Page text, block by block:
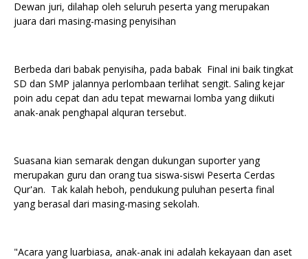
Dewan juri, dilahap oleh seluruh peserta yang merupakan
juara dari masing-masing penyisihan
Berbeda dari babak penyisiha, pada babak Final ini baik tingkat
SD dan SMP jalannya perlombaan terlihat sengit. Saling kejar
poin adu cepat dan adu tepat mewarnai lomba yang diikuti
anak-anak penghapal alquran tersebut.
Suasana kian semarak dengan dukungan suporter yang
merupakan guru dan orang tua siswa-siswi Peserta Cerdas
Qur'an. Tak kalah heboh, pendukung puluhan peserta final
yang berasal dari masing-masing sekolah.
"Acara yang luarbiasa, anak-anak ini adalah kekayaan dan aset